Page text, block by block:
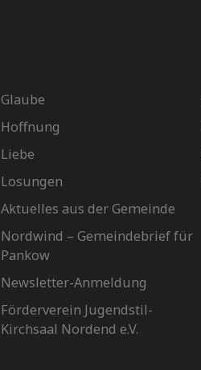
Glaube
Hoffnung
Liebe
Losungen
Aktuelles aus der Gemeinde
Nordwind – Gemeindebrief für
Pankow
Newsletter-Anmeldung
Förderverein Jugendstil-
Kirchsaal Nordend e.V.